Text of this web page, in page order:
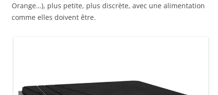
Orange…), plus petite, plus discrète, avec une alimentation
comme elles doivent être.